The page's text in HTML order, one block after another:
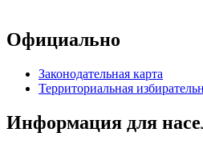
Официально
Законодательная карта
Территориальная
Информация для